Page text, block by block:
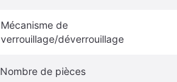
Mécanisme de
verrouillage/déverrouillage
Nombre de pièces